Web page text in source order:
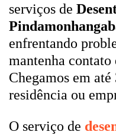
serviços de
enfrentando
mantenha
Chegamos em
residência ou
O serviço de